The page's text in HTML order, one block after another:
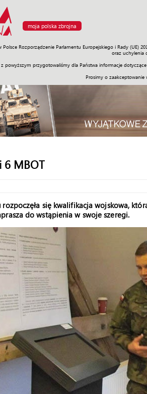
moja polska zbrojna
Polsce Rozporządzenie Parlamentu Europejskiego i Rady
oraz uchylenia
powyższym przygotowaliśmy dla Państwa informacje
Prosimy o
Misje Polityka Prawo Świat
6 MBOT
rozpoczęła się kwalifikacja wojskowa,
do wstąpienia w swoje szeregi.